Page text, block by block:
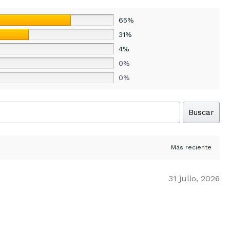
65%
31%
4%
0%
0%
Buscar
31 julio, 2026